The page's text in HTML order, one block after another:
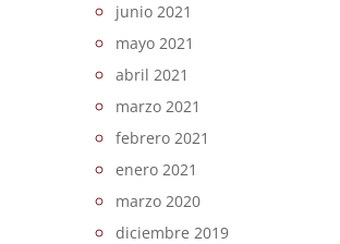
junio 2021
mayo 2021
abril 2021
marzo 2021
febrero 2021
enero 2021
marzo 2020
diciembre 2019